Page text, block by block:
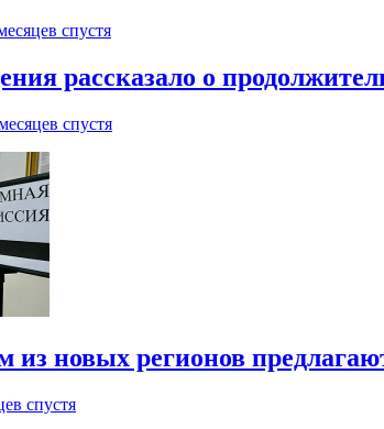
спустя
рассказало о
спустя
из новых регионов
спустя